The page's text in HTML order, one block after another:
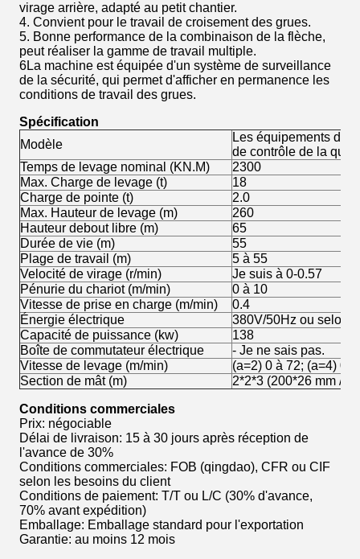
virage arrière, adapté au petit chantier.
4. Convient pour le travail de croisement des grues.
5. Bonne performance de la combinaison de la flèche,
peut réaliser la gamme de travail multiple.
6La machine est équipée d'un système de surveillance
de la sécurité, qui permet d'afficher en permanence les
conditions de travail des grues.
Spécification
Modèle
Les équipements
de contrôle de la
Temps de levage nominal (KN.M)
2300
Max. Charge de levage (t)
18
Charge de pointe (t)
2.0
Max. Hauteur de levage (m)
260
Hauteur debout libre (m)
65
Durée de vie (m)
55
Plage de travail (m)
5 à 55
Velocité de virage (r/min)
Je suis à 0-0.57
Pénurie du chariot (m/min)
0 à 10
Vitesse de prise en charge (m/min)
0.4
Énergie électrique
380V/50Hz ou selon
Capacité de puissance (kw)
138
Boîte de commutateur électrique
- Je ne sais pas.
Vitesse de levage (m/min)
(a=2) 0 à 72; (a=4) 0
Section de mât (m)
2*2*3 (200*26 mm /
Conditions commerciales
Prix: négociable
Délai de livraison: 15 à 30 jours après réception de
l'avance de 30%
Conditions commerciales: FOB (qingdao), CFR ou CIF
selon les besoins du client
Conditions de paiement: T/T ou L/C (30% d'avance,
70% avant expédition)
Emballage: Emballage standard pour l'exportation
Garantie: au moins 12 mois